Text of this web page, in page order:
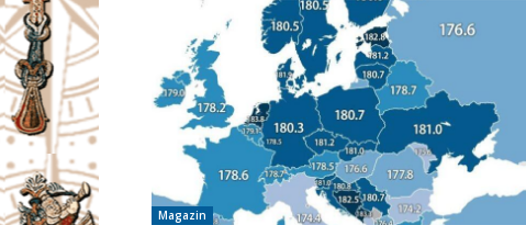
Magazin